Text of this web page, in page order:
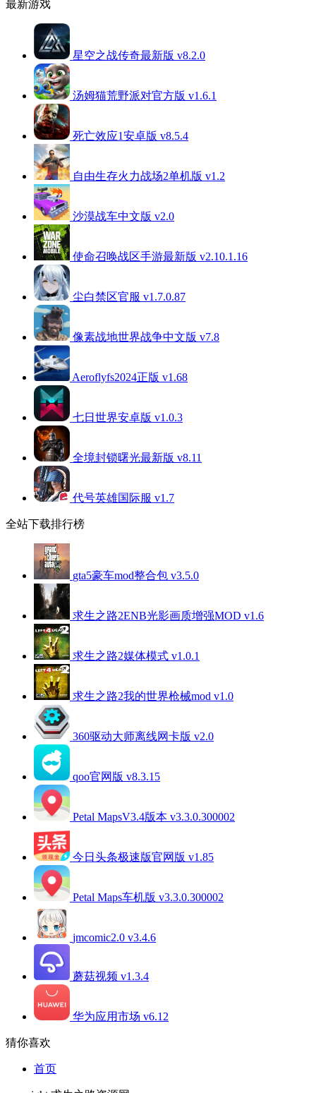
最新游戏
星空之战传奇最新版 v8.2.0
汤姆猫荒野派对官方版 v1.6.1
死亡效应1安卓版 v8.5.4
自由生存火力战场2单机版 v1.2
沙漠战车中文版 v2.0
使命召唤战区手游最新版 v2.10.1.16
尘白禁区官服 v1.7.0.87
像素战地世界战争中文版 v7.8
Aeroflyfs2024正版 v1.68
七日世界安卓版 v1.0.3
全境封锁曙光最新版 v8.11
代号英雄国际服 v1.7
全站下载排行榜
gta5豪车mod整合包 v3.5.0
求生之路2ENB光影画质增强MOD v1.6
求生之路2媒体模式 v1.0.1
求生之路2我的世界枪械mod v1.0
360驱动大师离线网卡版 v2.0
qoo官网版 v8.3.15
Petal MapsV3.4版本 v3.3.0.300002
今日头条极速版官网版 v1.85
Petal Maps车机版 v3.3.0.300002
jmcomic2.0 v3.4.6
蘑菇视频 v1.3.4
华为应用市场 v6.12
猜你喜欢
首页